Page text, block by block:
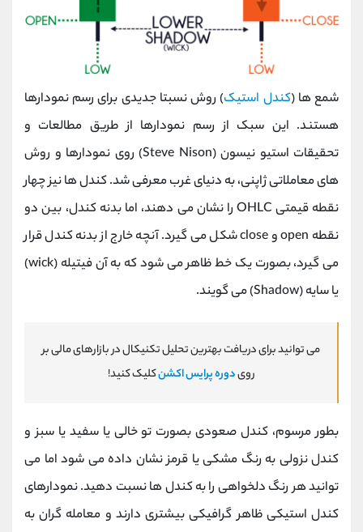
شمع‌ ها (کندل‌ استیک) روش نسبتا جدیدی برای رسم نمودارها
هستند. این سبک از رسم نمودارها از طریق مطالعات و
تحقیقات استیو نیسون (Steve Nison) روی نمودارها و روش‌
های معاملاتی ژاپنی، به دنیای غرب معرفی شد. کندل‌ ها نیز چهار
نقطه قیمتی OHLC را نشان می‌ دهند، اما بدنه کندل، بین دو
نقطه open و close شکل می‌ گیرد. آنچه خارج از بدنه کندل قرار
می‌ گیرد، بصورت یک خط ظاهر می‌ شود که به آن فیتیله (wick)
یا سایه (Shadow) می‌ گویند.
می توانید برای دریافت بهترین تحلیل تکنیکال در بازارهای مالی بر
رویدوره پرایس اکشنکلیک کنید!
بطور مرسوم، کندل صعودی بصورت تو خالی یا سفید یا سبز و
کندل نزولی به رنگ مشکی یا قرمز نشان داده می‌ شود اما می‌
توانید هر رنگ دلخواهی را به کندل‌ ها نسبت دهید. نمودارهای
کندل‌ استیکی ظاهر گرافیکی بیشتری دارند و معامله‌ گران به